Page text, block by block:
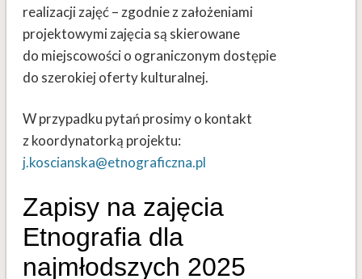
realizacji zajęć – zgodnie z założeniami
projektowymi zajęcia są skierowane
do miejscowości o ograniczonym dostępie
do szerokiej oferty kulturalnej.
W przypadku pytań prosimy o kontakt
z koordynatorką projektu:
j.koscianska@etnograficzna.pl